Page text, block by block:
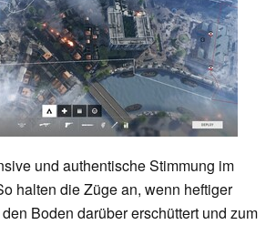
und authentische Stimmung im
halten die Züge an, wenn heftiger
Boden darüber erschüttert und zum